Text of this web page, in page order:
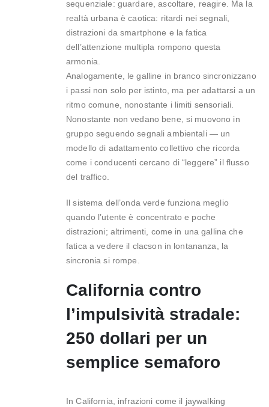
sequenziale: guardare, ascoltare, reagire. Ma la
realtà urbana è caotica: ritardi nei segnali,
distrazioni da smartphone e la fatica
dell’attenzione multipla rompono questa
armonia.
Analogamente, le galline in branco sincronizzano
i passi non solo per istinto, ma per adattarsi a un
ritmo comune, nonostante i limiti sensoriali.
Nonostante non vedano bene, si muovono in
gruppo seguendo segnali ambientali — un
modello di adattamento collettivo che ricorda
come i conducenti cercano di “leggere” il flusso
del traffico.
Il sistema dell’onda verde funziona meglio
quando l’utente è concentrato e poche
distrazioni; altrimenti, come in una gallina che
fatica a vedere il clacson in lontananza, la
sincronia si rompe.
California contro
l’impulsività stradale:
250 dollari per un
semplice semaforo
In California, infrazioni come il jaywalking